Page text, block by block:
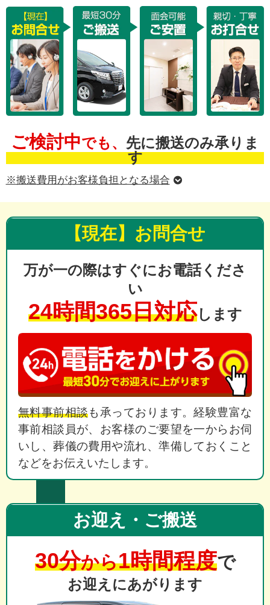
ご検討中でも、 先に搬送のみ承りま
す
※搬送費用がお客様負担となる場合
【現在】お問合せ
万が一の際はすぐにお電話くださ
い
24時間365日対応します
無料事前相談も承っております。経験豊富な
事前相談員が、お客様のご要望を一からお伺
いし、葬儀の費用や流れ、準備しておくこと
などをお伝えいたします。
お迎え・ご搬送
30分から1時間程度で
お迎えにあがります